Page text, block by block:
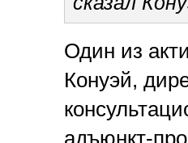
Один из
Конуэй,
адъюнкт-